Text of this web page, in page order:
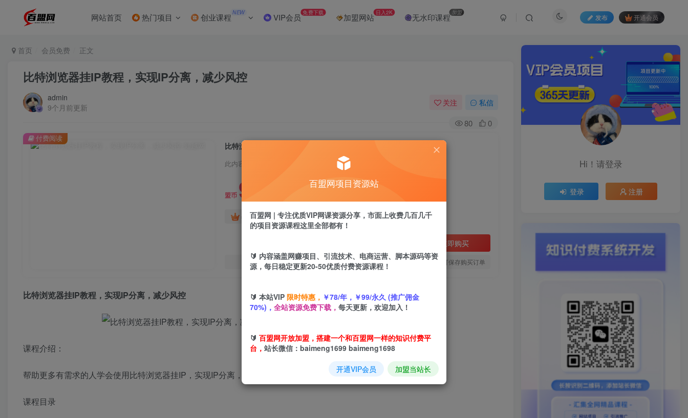
网站首页 热门项目 创业课程 NEW VIP会员 免费下载 加盟网站 日入2K 无水印课程 加盟
发布 开通会员
首页 会员免费 正文
比特浏览器挂IP教程，实现IP分离，减少风控
admin
9个月前更新
关注 私信
80 0
比特浏览器挂IP教程，实现IP分离，减少风控
此内容为付费阅读，请付费后查看
盟币 9.9
年卡会员免费 永久会员免费
立即购买
您当前未登录！建议登陆后购买，可保存购买订单
付费阅读
比特浏览器挂IP教程，实现IP分离，减少风控
课程介绍：
帮助更多有需求的人学会使用比特浏览器挂IP，实现IP分离，减少风控
课程目录
Hi！请登录
登录 注册
百盟网项目资源站
百盟网 | 专注优质VIP网课资源分享，市面上收费几百几千
的项目资源课程这里全部都有！
🔰 内容涵盖网赚项目、引流技术、电商运营、脚本源码等资
源，每日稳定更新20-50优质付费资源课程！
🔰 本站VIP 限时特惠， ￥78/年，￥99/永久 (推广佣金
70%)， 全站资源免费下载， 每天更新，欢迎加入！
🔰 百盟网开放加盟，搭建一个和百盟网一样的知识付费平
台， 站长微信：baimeng1699 baimeng1698
开通VIP会员 加盟当站长